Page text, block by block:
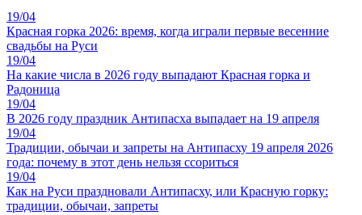
19/04
Красная горка 2026: время, когда играли первые весенние
свадьбы на Руси
19/04
На какие числа в 2026 году выпадают Красная горка и
Радоница
19/04
В 2026 году праздник Антипасха выпадает на 19 апреля
19/04
Традиции, обычаи и запреты на Антипасху 19 апреля 2026
года: почему в этот день нельзя ссориться
19/04
Как на Руси праздновали Антипасху, или Красную горку:
традиции, обычаи, запреты